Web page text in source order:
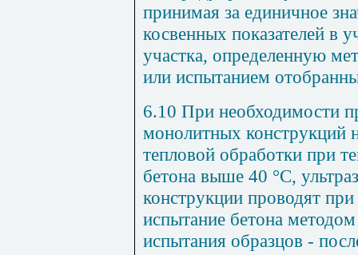
принимая за единичное
косвенных показателей в
участка, определенную
или испытанием
6.10 При необходимости
монолитных конструкций
тепловой обработки при
бетона выше 40 °С,
конструкции проводят
испытание бетона
испытания образцов -